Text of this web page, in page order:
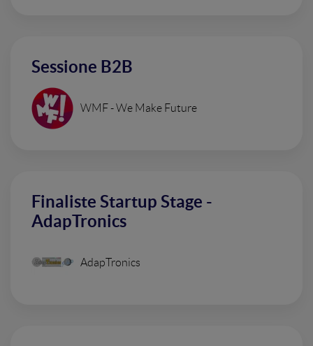
Sessione B2B
WMF - We Make Future
Finaliste Startup Stage -
AdapTronics
AdapTronics